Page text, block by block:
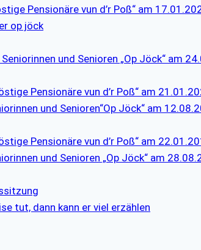
Pensionäre vun d’r Poß“ am
op jöck
und Senioren „Op Jöck“ am
Pensionäre vun d’r Poß“ am
und Senioren“Op Jöck“ am
Pensionäre vun d’r Poß“ am
und Senioren „Op Jöck“ am
tut, dann kann er viel erzählen